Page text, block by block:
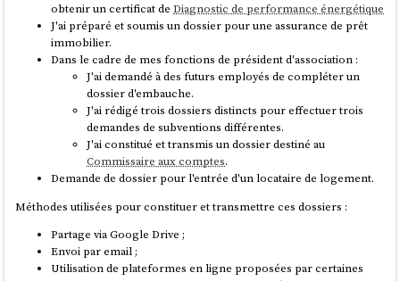
obtenir un certificat deDiagnostic de performance énergétique
J'ai préparé et soumis un dossier pour une assurance de prêt
immobilier.
Dans le cadre de mes fonctions de président d'association :
J'ai demandé à des futurs employés de compléter un
dossier d'embauche.
J'ai rédigé trois dossiers distincts pour effectuer trois
demandes de subventions différentes.
J'ai constitué et transmis un dossier destiné au
Commissaire aux comptes.
Demande de dossier pour l'entrée d'un locataire de logement.
Méthodes utilisées pour constituer et transmettre ces dossiers :
Partage via Google Drive ;
Envoi par email ;
Utilisation de plateformes en ligne proposées par certaines